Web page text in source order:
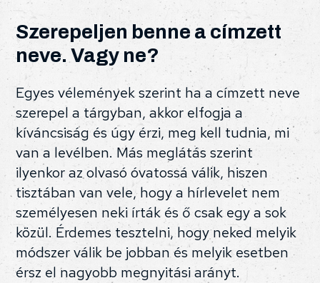
Szerepeljen benne a címzett
neve. Vagy ne?
Egyes vélemények szerint ha a címzett neve
szerepel a tárgyban, akkor elfogja a
kíváncsiság és úgy érzi, meg kell tudnia, mi
van a levélben. Más meglátás szerint
ilyenkor az olvasó óvatossá válik, hiszen
tisztában van vele, hogy a hírlevelet nem
személyesen neki írták és ő csak egy a sok
közül. Érdemes tesztelni, hogy neked melyik
módszer válik be jobban és melyik esetben
érsz el nagyobb megnyitási arányt.